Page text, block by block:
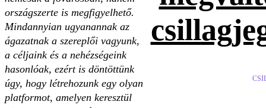
országszerte is megfigyelhető.
Mindannyian ugyanannak az
ágazatnak a szereplői vagyunk,
a céljaink és a nehézségeink
hasonlóak, ezért is döntöttünk
úgy, hogy létrehozunk egy olyan
platformot, amelyen keresztül